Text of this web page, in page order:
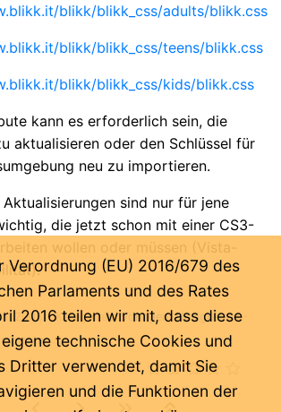
blikk/blikk_css/adults/blikk.css
blikk/blikk_css/teens/blikk.css
blikk/blikk_css/kids/blikk.css
kann es erforderlich sein, die
aktualisieren oder den Schlüssel für
neu zu importieren.
Aktualisierungen sind nur für jene
die jetzt schon mit einer CS3-
wollen oder müssen (Vista-
2008 - Kategorien:Vorlagen Neuigkeiten-
...
Verordnung (EU) 2016/679 des
Parlaments und des Rates
2016 teilen wir mit, dass diese
technische Cookies und
Dritter verwendet, damit Sie
und die Funktionen der